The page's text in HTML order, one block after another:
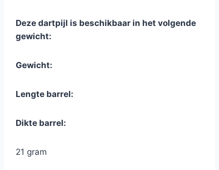
Deze dartpijl is beschikbaar in het volgende
gewicht:
Gewicht:
Lengte barrel:
Dikte barrel:
21 gram